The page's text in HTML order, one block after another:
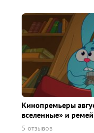
Кинопремьеры
вселенные» и
5 отзывов